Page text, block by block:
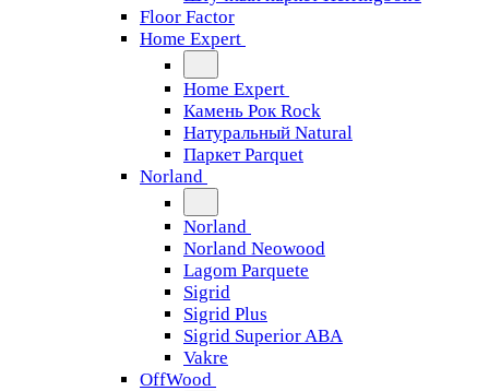
Floor Factor
Home Expert
Home Expert
Камень Рок Rock
Натуральный Natural
Паркет Parquet
Norland
Norland
Norland Neowood
Lagom Parquete
Sigrid
Sigrid Plus
Sigrid Superior ABA
Vakre
OffWood